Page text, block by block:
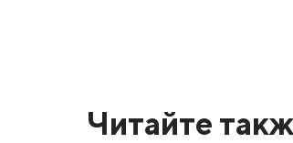
Читайте